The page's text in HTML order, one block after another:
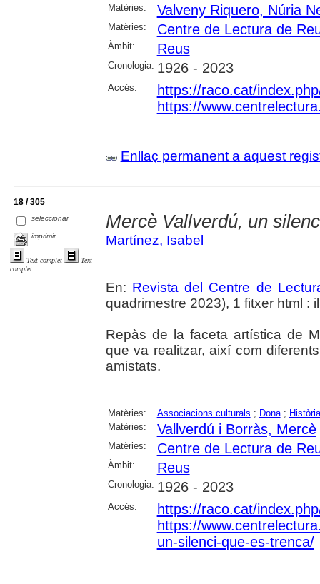
Matèries:
Valveny Riquero, Núria
Matèries: Centre de Lectura de
Àmbit: Reus
Cronologia: 1926 - 2023
Accés:
https://raco.cat/
https://
Enllaç permanent a aquest
18 / 305
seleccionar
imprimir
Text complet
Text
complet
Mercè Vallverdú, un
Martínez, Isabel
En: Revista del Centre de
quadrimestre 2023), 1 fitxer html :
Repàs de la faceta artística de
que va realitzar, així com
amistats.
Matèries: Associacions culturals ; Dona;
Matèries:
Vallverdú i Borràs, Mercè
Matèries: Centre de Lectura de
Àmbit: Reus
Cronologia: 1926 - 2023
Accés:
https://raco.cat/
https://
un-silenci-que-es-trenca/